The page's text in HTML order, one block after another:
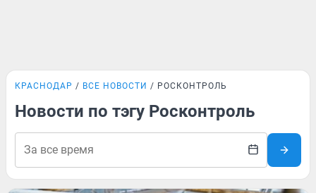
КРАСНОДАР ВСЕ НОВОСТИ РОСКОНТРОЛЬ
Новости по тэгу Росконтроль